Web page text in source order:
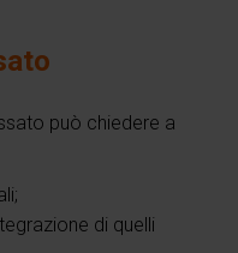
può chiedere a
di quelli